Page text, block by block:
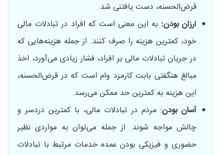
قرض‌الحسنه، دست یافتنی شد.
ارزان بودن: به این معنی است که افراد در تبادلات مالی
خود، کمترین هزینه را صرف کنند. از جمله هزینه‌هایی که
در جریان تبادلات مالی بر افراد، فشار زیادی می‌آورد، اخذ
مبالغ هنگفتی بابت کارمزد وام است که در قرض‌الحسنه،
این هزینه به کمترین حد ممکن می‌رسد.
آسان بودن: مردم در تبادلات مالی، با کمترین دردسر و
چالش مواجه شوند. از جمله می‌توان به مواردی نظیر
حضوری و فیزیکی بودن عمده خدمات مرتبط با تبادلات